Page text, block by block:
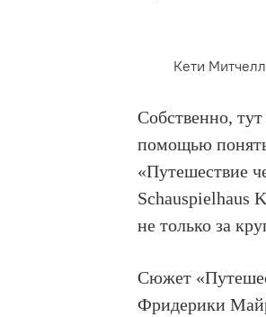
Кети
Собственно,
помощью
«Путешествие
Schauspielhaus
не только за
Сюжет
Фридерики